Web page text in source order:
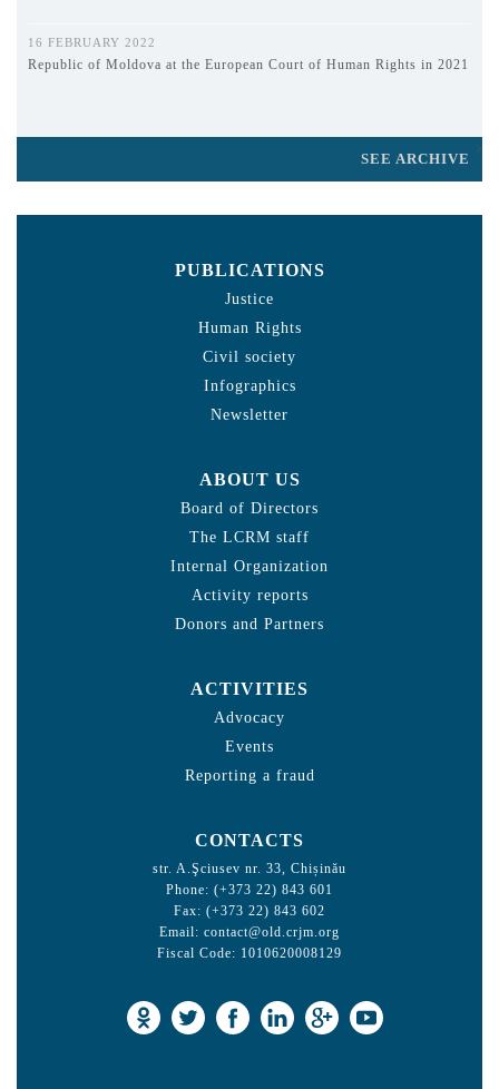
16 FEBRUARY 2022
Republic of Moldova at the European Court of Human Rights in 2021
SEE ARCHIVE
PUBLICATIONS
Justice
Human Rights
Civil society
Infographics
Newsletter
ABOUT US
Board of Directors
The LCRM staff
Internal Organization
Activity reports
Donors and Partners
ACTIVITIES
Advocacy
Events
Reporting a fraud
CONTACTS
str. A.Şciusev nr. 33, Chișinău
Phone: (+373 22) 843 601
Fax: (+373 22) 843 602
Email: contact@old.crjm.org
Fiscal Code: 1010620008129